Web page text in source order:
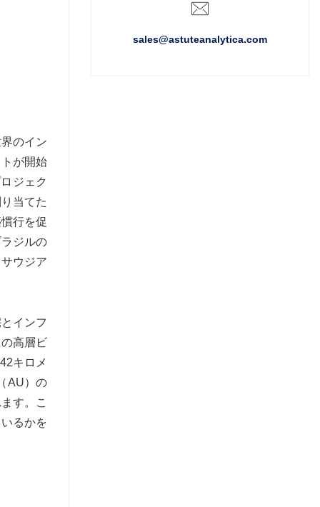
のイン
が開始
ジェク
当てた
行を促
ジルの
ウジア
インフ
高層ビ
キロメ
AU）の
す。こ
るかを
sales@astuteanalytica.com